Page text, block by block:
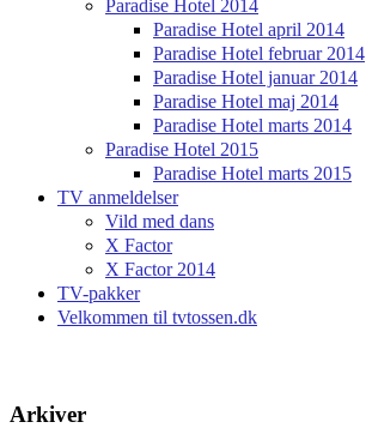
Paradise Hotel 2014
Paradise Hotel april 2014
Paradise Hotel februar 2014
Paradise Hotel januar 2014
Paradise Hotel maj 2014
Paradise Hotel marts 2014
Paradise Hotel 2015
Paradise Hotel marts 2015
TV anmeldelser
Vild med dans
X Factor
X Factor 2014
TV-pakker
Velkommen til tvtossen.dk
Arkiver